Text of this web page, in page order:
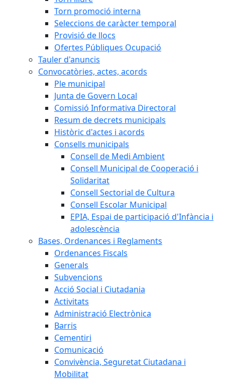
Torn promoció interna
Seleccions de caràcter temporal
Provisió de llocs
Ofertes Públiques Ocupació
Tauler d'anuncis
Convocatòries, actes, acords
Ple municipal
Junta de Govern Local
Comissió Informativa Directoral
Resum de decrets municipals
Històric d'actes i acords
Consells municipals
Consell de Medi Ambient
Consell Municipal de Cooperació i
Solidaritat
Consell Sectorial de Cultura
Consell Escolar Municipal
EPIA, Espai de participació d'Infància i
adolescència
Bases, Ordenances i Reglaments
Ordenances Fiscals
Generals
Subvencions
Acció Social i Ciutadania
Activitats
Administració Electrònica
Barris
Cementiri
Comunicació
Convivència, Seguretat Ciutadana i
Mobilitat